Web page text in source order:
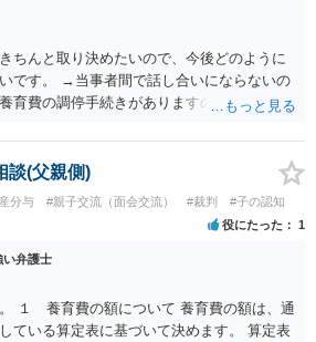
ちんと取り決めたいので、今後どのように
です。 →当事者間で話し合いにならないの
育費の調停手続きがありますので、そちら
勧めてくれます。 仮に合意が成立しなけれ
審判手続きに進みますので、金額は確実に
談(父親側)
分与 #親子交流（面会交流） #裁判 #子の認知
役にたった 1
い弁護士
１ 養育費の額について 養育費の額は、通
ている算定表に基づいて決めます。 算定表